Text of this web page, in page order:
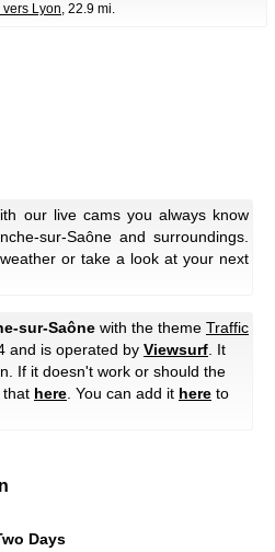
Lyon, 22.9 mi.
our live cams you always know
sur-Saône and surroundings.
or take a look at your next
sur-Saône with the theme Traffic
and is operated by Viewsurf. It
If it doesn't work or should the
that here. You can add it here to
Days